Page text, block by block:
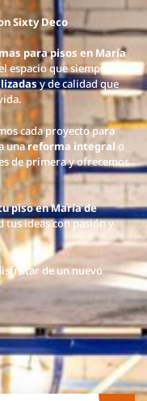
Sixty Deco
para pisos en María
espacio que siempre has
y de calidad que
cada proyecto para
unareforma integral o
de primera y ofrecemos
piso en María de
tus ideas con pasión y
de un nuevo